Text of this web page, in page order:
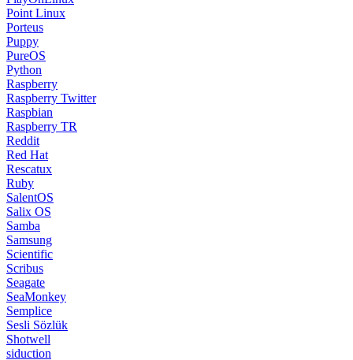
Point Linux
Porteus
Puppy
PureOS
Python
Raspberry
Raspberry Twitter
Raspbian
Raspberry TR
Reddit
Red Hat
Rescatux
Ruby
SalentOS
Salix OS
Samba
Samsung
Scientific
Scribus
Seagate
SeaMonkey
Semplice
Sesli Sözlük
Shotwell
siduction